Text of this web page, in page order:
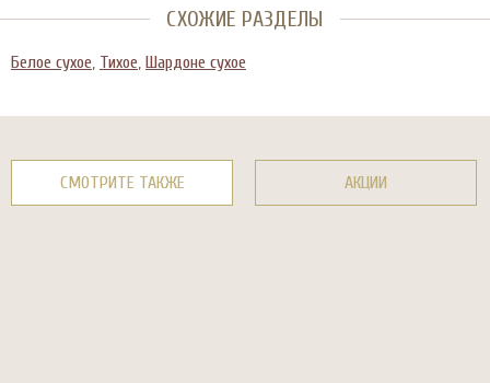
СХОЖИЕ РАЗДЕЛЫ
Белое сухое, Тихое, Шардоне сухое
СМОТРИТЕ ТАКЖЕ АКЦИИ